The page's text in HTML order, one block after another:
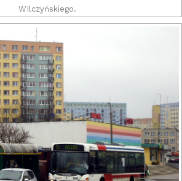
WIlczyńskiego.